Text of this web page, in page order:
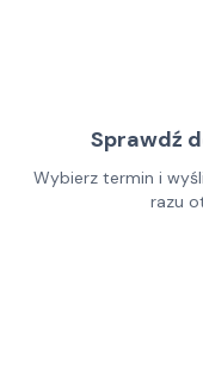
Sprawdź
Wybierz termin i
razu